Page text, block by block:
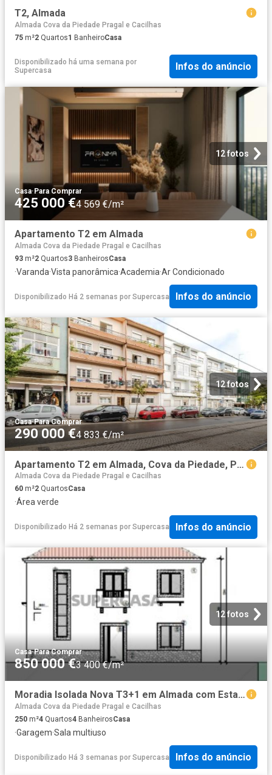
T2, Almada
Almada Cova da Piedade Pragal e Cacilhas
75 m²2 Quartos1 BanheiroCasa
Disponibilizado há uma semana por
Supercasa
Infos do anúncio
12 fotos
Casa· Para Comprar
425 000 €4 569 €/m²
Apartamento T2 em Almada
Almada Cova da Piedade Pragal e Cacilhas
93 m²2 Quartos3 BanheirosCasa
·Varanda·Vista panorâmica·Academia·Ar Condicionado
Disponibilizado Há 2 semanas por Supercasa Infos do anúncio
12 fotos
Casa·Para Comprar
290 000 €4 833 €/m²
Apartamento T2 em Almada, Cova da Piedade, Pragal e Cacilhas
Almada Cova da Piedade Pragal e Cacilhas
60 m²2 QuartosCasa
·Área verde
Disponibilizado Há 2 semanas por Supercasa Infos do anúncio
12 fotos
Casa·Para Comprar
850 000 €3 400 €/m²
Moradia Isolada Nova T3+1 em Almada com Estacionamento
Almada Cova da Piedade Pragal e Cacilhas
250 m²4 Quartos4 BanheirosCasa
·Garagem·Sala multiuso
Disponibilizado Há 3 semanas por Supercasa Infos do anúncio